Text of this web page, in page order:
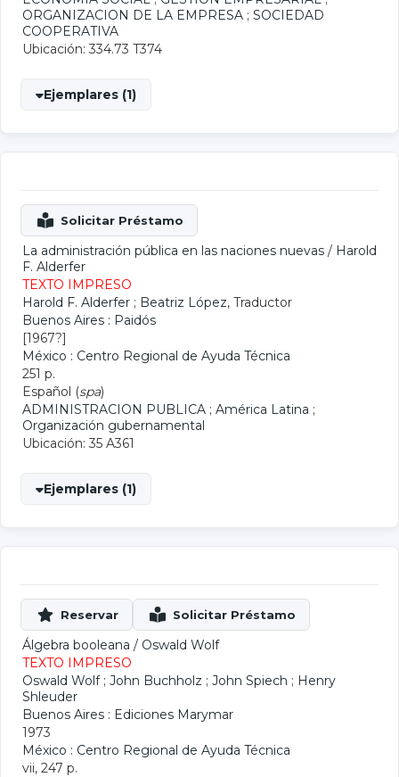
ORGANIZACION DE LA EMPRESA ; SOCIEDAD
COOPERATIVA
Ubicación: 334.73 T374
Ejemplares (1)
La administración pública en las naciones nuevas / Harold
F. Alderfer
TEXTO IMPRESO
Harold F. Alderfer ; Beatriz López, Traductor
Buenos Aires : Paidós
[1967?]
México : Centro Regional de Ayuda Técnica
251 p.
Español (spa)
ADMINISTRACION PUBLICA ; América Latina ;
Organización gubernamental
Ubicación: 35 A361
Ejemplares (1)
Álgebra booleana / Oswald Wolf
TEXTO IMPRESO
Oswald Wolf; John Buchholz ; John Spiech ; Henry
Shleuder
Buenos Aires : Ediciones Marymar
1973
México : Centro Regional de Ayuda Técnica
vii, 247 p.